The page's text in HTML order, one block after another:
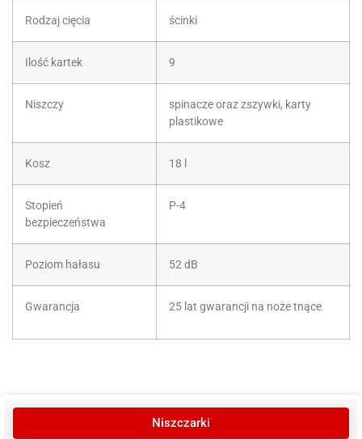
Niszczarki
Rodzaj cięcia ścinki
Ilość kartek 9
Niszczy
spinacze oraz zszywki, karty
plastikowe
Kosz 18 l
Stopień
bezpieczeństwa
P-4
Poziom hałasu 52 dB
Gwarancja 25 lat gwarancji na noże tnące